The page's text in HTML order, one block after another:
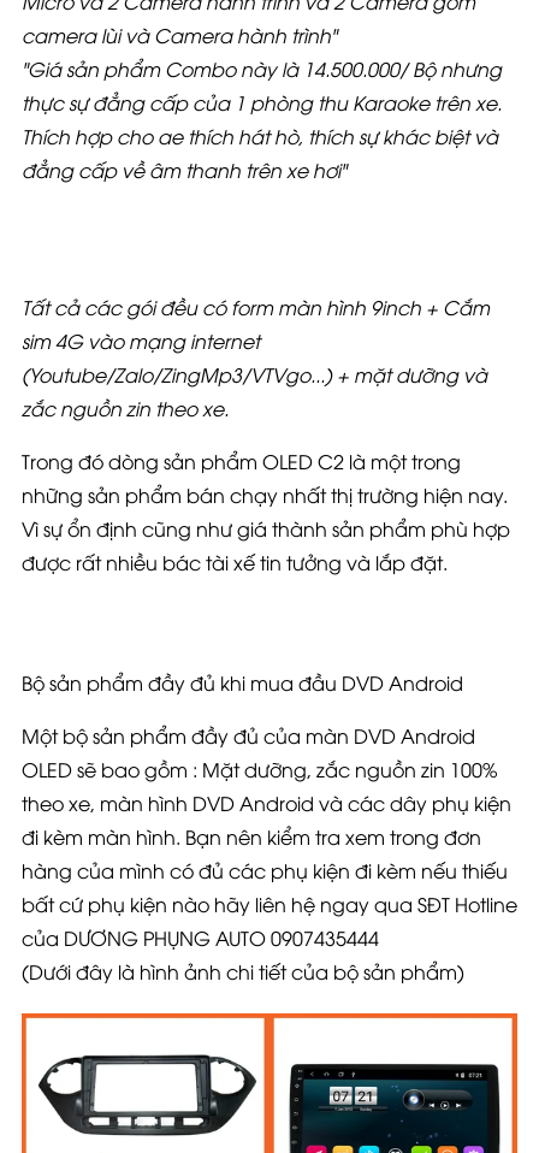
camera lùi và Camera hành trình"
"Giá sản phẩm Combo này là 14.500.000/ Bộ nhưng
thực sự đẳng cấp của 1 phòng thu Karaoke trên xe.
Thích hợp cho ae thích hát hò, thích sự khác biệt và
đẳng cấp về âm thanh trên xe hơi"
Tất cả các gói đều có form màn hình 9inch + Cắm
sim 4G vào mạng internet
(Youtube/Zalo/ZingMp3/VTVgo...) + mặt dưỡng và
zắc nguồn zin theo xe.
Trong đó dòng sản phẩm OLED C2 là một trong
những sản phẩm bán chạy nhất thị trường hiện nay.
Vì sự ổn định cũng như giá thành sản phẩm phù hợp
được rất nhiều bác tài xế tin tưởng và lắp đặt.
Bộ sản phẩm đầy đủ khi mua đầu DVD Android
Một bộ sản phẩm đầy đủ của màn DVD Android
OLED sẽ bao gồm : Mặt dưỡng, zắc nguồn zin 100%
theo xe, màn hình DVD Android và các dây phụ kiện
đi kèm màn hình. Bạn nên kiểm tra xem trong đơn
hàng của mình có đủ các phụ kiện đi kèm nếu thiếu
bất cứ phụ kiện nào hãy liên hệ ngay qua SĐT Hotline
của DƯƠNG PHỤNG AUTO 0907435444
(Dưới đây là hình ảnh chi tiết của bộ sản phẩm)